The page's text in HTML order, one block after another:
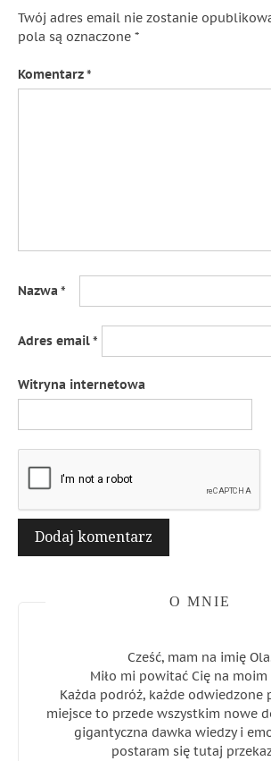
Twój adres email nie zostanie
pola są oznaczone *
Komentarz*
Nazwa*
Adres email*
Witryna internetowa
O MNIE
Cześć, mam na imię
Miło mi powitać Cię na
Każda podróż, każde odwiedzone
miejsce to przede wszystkim nowe
gigantyczna dawka wiedzy i
postaram się tutaj